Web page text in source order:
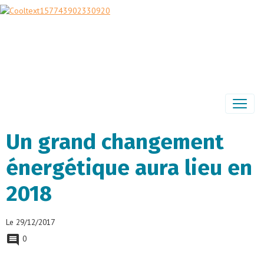
Un grand changement
énergétique aura lieu en
2018
Le 29/12/2017
0